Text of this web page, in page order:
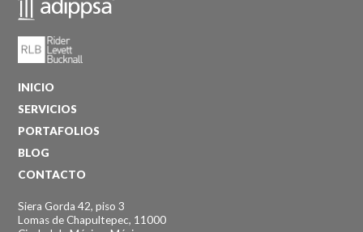
INICIO
SERVICIOS
PORTAFOLIOS
BLOG
CONTACTO
Siera Gorda 42, piso 3
Lomas de Chapultepec, 11000